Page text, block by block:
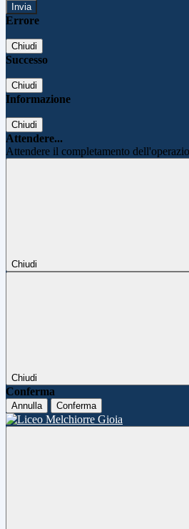
Errore
Chiudi
Successo
Chiudi
Informazione
Chiudi
Attendere...
Attendere il completamento
Chiudi
Chiudi
Conferma
Annulla Conferma